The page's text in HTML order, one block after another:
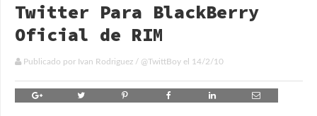
Twitter Para BlackBerry
Oficial de RIM
Publicado por Ivan Rodriguez / @TwittBoy el 14/2/10